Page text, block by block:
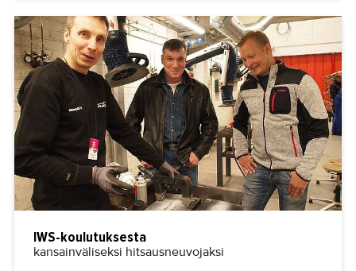
IWS-koulutuksesta
kansainväliseksi hitsausneuvojaksi